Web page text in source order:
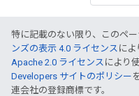
特に記載のない限り、このペ
ンズの表示 4.0 ライセンス に
Apache 2.0 ライセンス により
Developers サイトのポリシー
連会社の登録商標です。